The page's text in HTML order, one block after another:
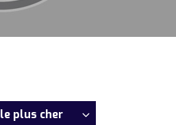
le plus cher